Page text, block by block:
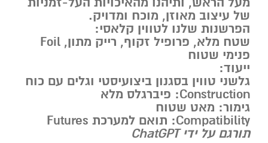
של עיצוב מאוזן, מוכח ומדויק.
הפרשנות שלנו לטווין קלאסי:
שטח מלא, פרופיל זקוף, רייק מתון, Foil
פנימי שטוח
ייעוד:
גלשני טווין בסגנון ביצועיסטי וגלים עם כוח
Construction: פיברגלס מלא
גימור: מאט שטוח
Compatibility: תואם למערכת Futures
תורגם על ידי ChatGPT